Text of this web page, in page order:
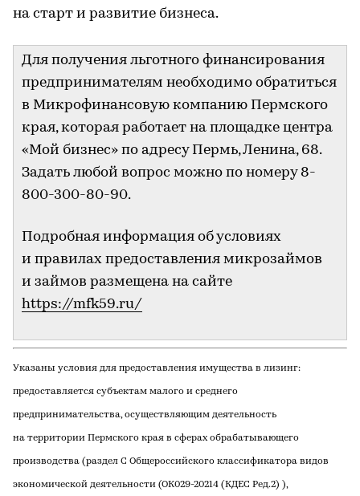
на старт и развитие бизнеса.
Для получения льготного финансирования
предпринимателям необходимо обратиться
в Микрофинансовую компанию Пермского
края, которая работает на площадке центра
«Мой бизнес» по адресу Пермь, Ленина, 68.
Задать любой вопрос можно по номеру 8-
800-300-80-90.
Подробная информация об условиях
и правилах предоставления микрозаймов
и займов размещена на сайте
https://mfk59.ru/
Указаны условия для предоставления имущества в лизинг:
предоставляется субъектам малого и среднего
предпринимательства, осуществляющим деятельность
на территории Пермского края в сферах обрабатывающего
производства (раздел С Общероссийского классификатора видов
экономической деятельности (ОК029-20214 (КДЕС Ред.2) ),